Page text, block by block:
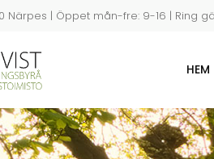
Närpes | Öppet mån-fre: 9-16 | Ring
HEM